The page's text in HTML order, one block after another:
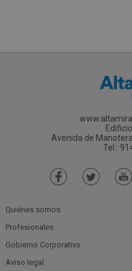
Avenida de
Tel.:
Quiénes somos
Profesionales
Gobierno Corporativo
Aviso legal